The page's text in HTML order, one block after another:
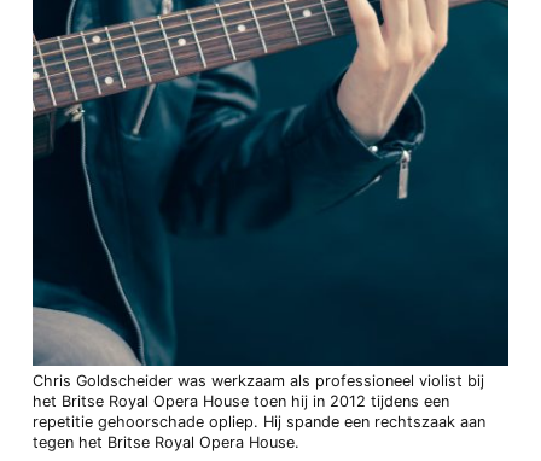
Chris Goldscheider was werkzaam als professioneel violist bij
het Britse Royal Opera House toen hij in 2012 tijdens een
repetitie gehoorschade opliep. Hij spande een rechtszaak aan
tegen het Britse Royal Opera House.